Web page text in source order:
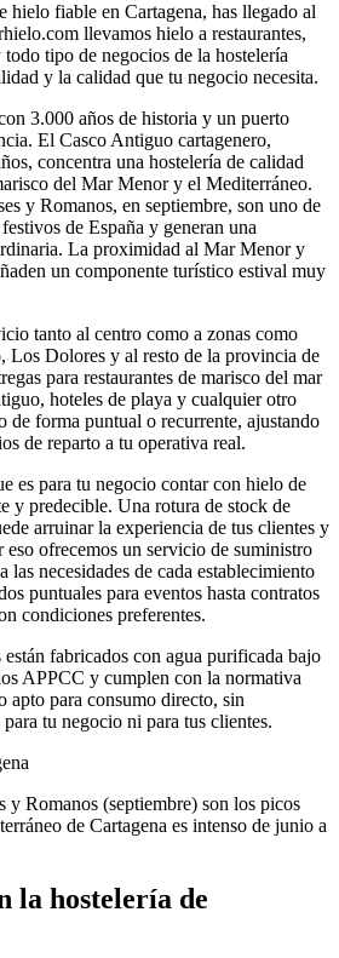
hielo fiable en Cartagena, has llegado al
llevamos hielo a restaurantes,
tipo de negocios de la hostelería
y la calidad que tu negocio necesita.
3.000 años de historia y un puerto
El Casco Antiguo cartagenero,
concentra una hostelería de calidad
del Mar Menor y el Mediterráneo.
y Romanos, en septiembre, son uno de
de España y generan una
La proximidad al Mar Menor y
un componente turístico estival muy
tanto al centro como a zonas como
Los Dolores y al resto de la provincia de
para restaurantes de marisco del mar
hoteles de playa y cualquier otro
de forma puntual o recurrente, ajustando
de reparto a tu operativa real.
es para tu negocio contar con hielo de
y predecible. Una rotura de stock de
arruinar la experiencia de tus clientes y
eso ofrecemos un servicio de suministro
las necesidades de cada establecimiento
puntuales para eventos hasta contratos
condiciones preferentes.
fabricados con agua purificada bajo
APPCC y cumplen con la normativa
apto para consumo directo, sin
tu negocio ni para tus clientes.
y Romanos (septiembre) son los picos
de Cartagena es intenso de junio a
la hostelería de